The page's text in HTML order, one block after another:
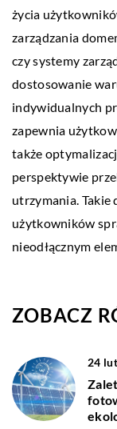
życia
zarządzania
czy systemy
dostosowanie
indywidualnych
zapewnia
także
perspektywie
utrzymania.
użytkowników
nieodłącznym
ZOBACZ
24